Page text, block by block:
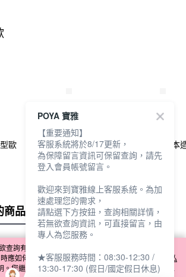
歐
CHIC CHIC日本製造型
髮束-多款任選
NT$149
CHIC CHIC日本
梳-兩款任選
商品 全站排行
查詢有關本網站使用 cookie 方式之詳情，及若您不希
應如何變更電腦的 cookie 設定，請參閱本網站「
隱私
。您繼續使用本網站即表示您同意本公司得按本網站使
POYA 寶雅
【重要通知】
客服系統將於8/17更新，
為保障留言資訊可保留查詢，請先
登入會員帳號留言。
歡迎來到寶雅線上客服系統。為加
速處理您的需求，
請點選下方按鈕，查詢相關詳情，
若無欲查詢資訊，可直接留言，由
專人為您服務。
★客服服務時間：08:30-12:30 /
13:30-17:30 (假日/國定假日休息)